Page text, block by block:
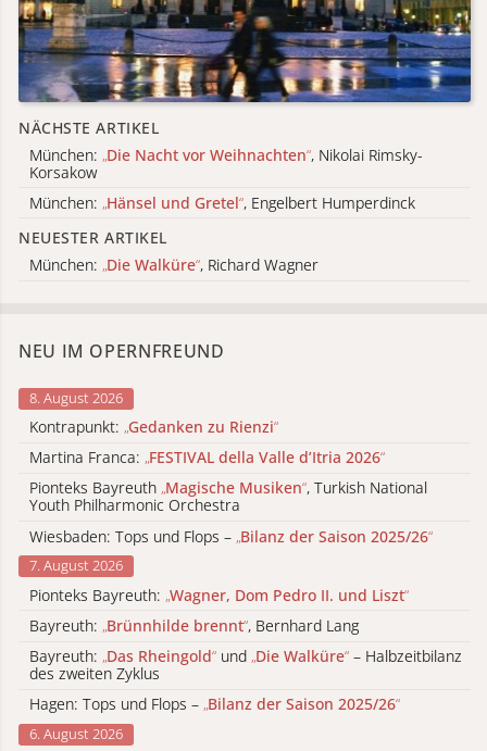
NÄCHSTE ARTIKEL
München: „Die Nacht vor Weihnachten“, Nikolai Rimsky-
Korsakow
München: „Hänsel und Gretel“, Engelbert Humperdinck
NEUESTER ARTIKEL
München: „Die Walküre“, Richard Wagner
NEU IM OPERNFREUND
8. August 2026
Kontrapunkt: „Gedanken zu Rienzi“
Martina Franca: „FESTIVAL della Valle d’Itria 2026“
Pionteks Bayreuth „Magische Musiken“, Turkish National
Youth Philharmonic Orchestra
Wiesbaden: Tops und Flops – „Bilanz der Saison 2025/26“
7. August 2026
Pionteks Bayreuth: „Wagner, Dom Pedro II. und Liszt“
Bayreuth: „Brünnhilde brennt“, Bernhard Lang
Bayreuth: „Das Rheingold“ und „Die Walküre“ – Halbzeitbilanz
des zweiten Zyklus
Hagen: Tops und Flops – „Bilanz der Saison 2025/26“
6. August 2026